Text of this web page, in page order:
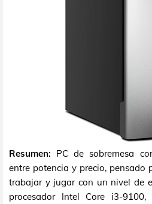
Resumen: PC de sobremesa
entre potencia y precio, pensado
trabajar y jugar con un nivel de
procesador Intel Core i3-